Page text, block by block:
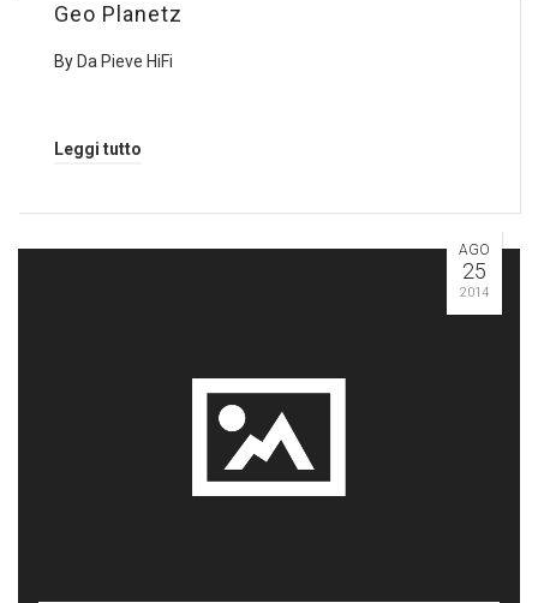
Geo Planetz
By Da Pieve HiFi
Leggi tutto
AGO
25
2014